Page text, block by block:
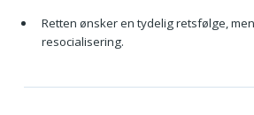
Retten ønsker en tydelig retsfølge,
resocialisering.